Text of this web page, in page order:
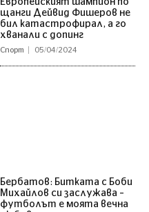
щанги Дейвид Фишеров не
бил катастрофирал, а го
хванали с допинг
Спорт 05/04/2024
Бербатов: Битката с Боби
Михайлов си заслужава –
футболът е моята вечна